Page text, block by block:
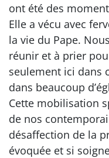
ont été des
Elle a vécu avec
la vie du Pape.
réunir et à prier
seulement ici dans
dans beaucoup
Cette mobilisation
de nos
désaffection de la
évoquée et si